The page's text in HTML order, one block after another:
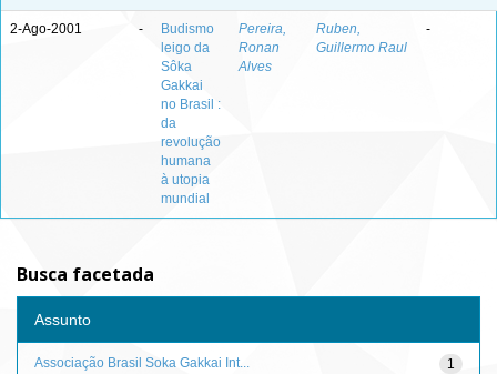
2-Ago-2001 -
Budismo
leigo da
Sôka
Gakkai
no Brasil :
da
revolução
humana
à utopia
mundial
Pereira,
Ronan
Alves
Ruben,
Guillermo Raul
-
Busca facetada
Assunto
1
Associação Brasil Soka Gakkai Int...